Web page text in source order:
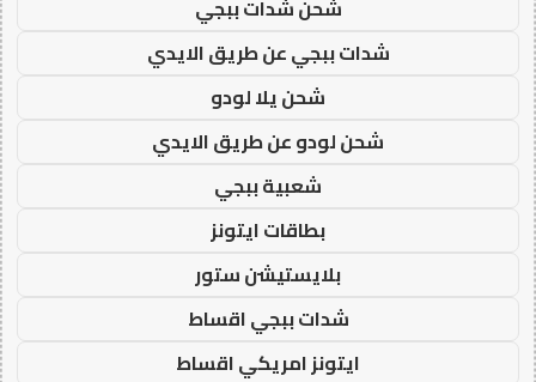
شحن شدات ببجي
شدات ببجي عن طريق الايدي
شحن يلا لودو
شحن لودو عن طريق الايدي
شعبية ببجي
بطاقات ايتونز
بلايستيشن ستور
شدات ببجي اقساط
ايتونز امريكي اقساط